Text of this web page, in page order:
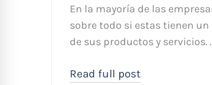
En la mayoría de las
sobre todo si estas tienen
de sus productos y servicios.
Read full post